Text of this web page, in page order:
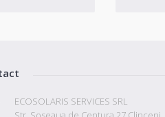
ECOSOLARIS SERVICES SRL